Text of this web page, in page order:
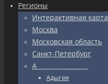
Регионы
Интерактивная карта
Москва
Московская область
Санкт-Петербург
А_________________
Адыгея